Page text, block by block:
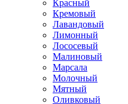
Красный
Кремовый
Лавандовый
Лимонный
Лососевый
Малиновый
Марсала
Молочный
Мятный
Оливковый